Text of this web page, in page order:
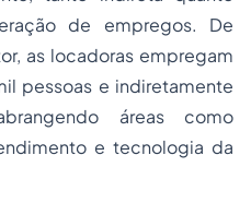
de empregos. De
as locadoras empregam
pessoas e indiretamente
áreas como
e tecnologia da